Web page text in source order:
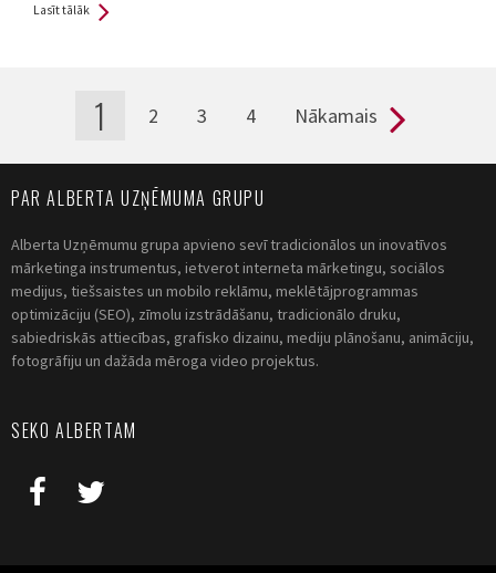
Lasīt tālāk
1 2 3 4 Nākamais
PAR ALBERTA UZŅĒMUMA GRUPU
Alberta Uzņēmumu grupa apvieno sevī tradicionālos un inovatīvos
mārketinga instrumentus, ietverot interneta mārketingu, sociālos
medijus, tiešsaistes un mobilo reklāmu, meklētājprogrammas
optimizāciju (SEO), zīmolu izstrādāšanu, tradicionālo druku,
sabiedriskās attiecības, grafisko dizainu, mediju plānošanu, animāciju,
fotogrāfiju un dažāda mēroga video projektus.
SEKO ALBERTAM